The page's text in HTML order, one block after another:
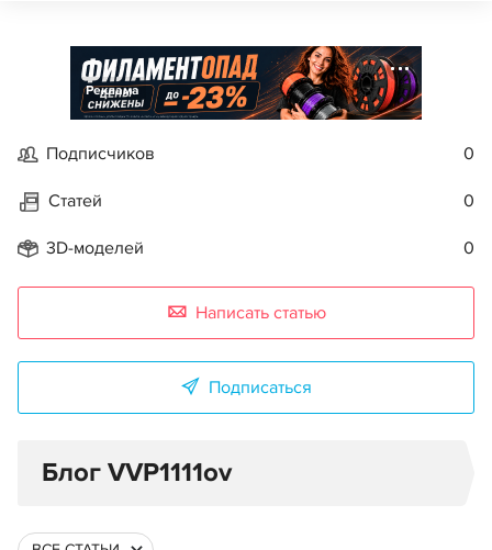
Реклама
Подписчиков 0
Статей 0
3D-моделей 0
Написать статью
Подписаться
Блог VVP1111ov